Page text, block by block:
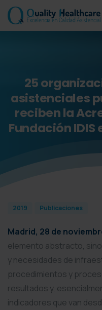
25
asistenciales
recibenla
FundaciónIDIS
2019 Publicaciones
Madrid, 28 de
elemento abstracto,
y necesidades de
procedimientos y
resultados y,
indicadores que van